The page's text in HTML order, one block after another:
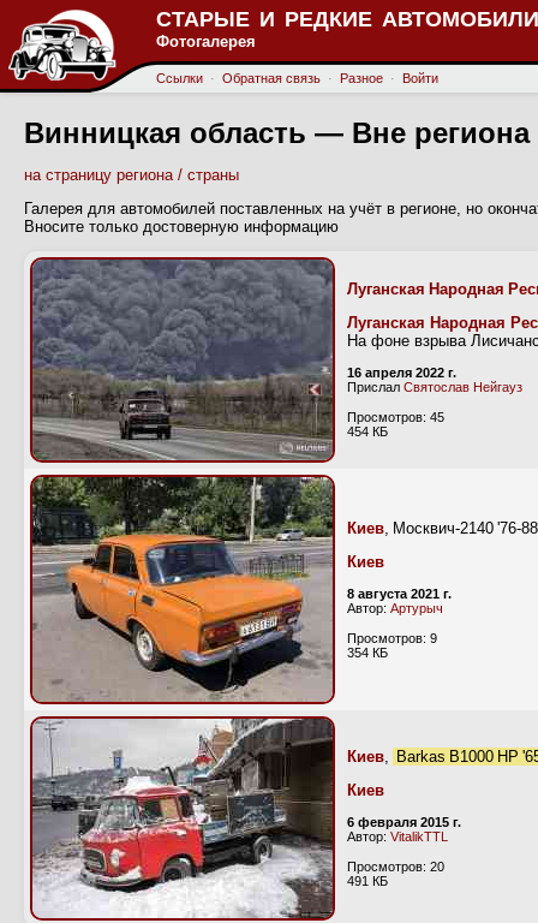
СТАРЫЕ И РЕДКИЕ
Фотогалерея
Ссылки · Обратная связь · Разное · Войти
Винницкая область — Вне региона
на страницу региона / страны
Галерея для автомобилей поставленных на учёт в регионе, но
Вносите только достоверную информацию
Луганская Народная
Луганская Народная
На фоне взрыва
16 апреля 2022 г.
Прислал Святослав Нейгауз
Просмотров: 45
454 КБ
Киев, Москвич-2140 '76-
Киев
8 августа 2021 г.
Автор: Артурыч
Просмотров: 9
354 КБ
Киев, Barkas B1000 HP
Киев
6 февраля 2015 г.
Автор: VitalikTTL
Просмотров: 20
491 КБ